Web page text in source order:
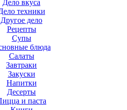
Дело вкуса
техники
Другое дело
Рецепты
Супы
блюда
Салаты
Завтраки
Закуски
Напитки
Десерты
и паста